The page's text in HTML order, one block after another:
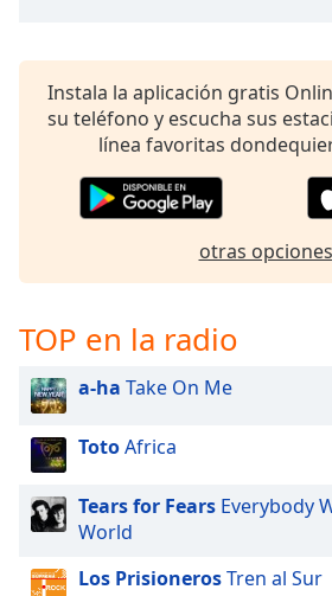
Reset
dialog
Instala la aplicación gratis
su teléfono y escucha sus
línea favoritas
otras opciones
TOP en la radio
a-ha Take On Me
TotoAfrica
Tears for Fears Everybody
World
Los PrisionerosTren al Sur